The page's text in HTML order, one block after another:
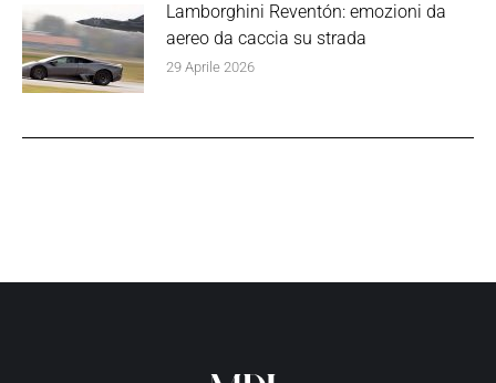
Lamborghini Reventón: emozioni da
aereo da caccia su strada
29 Aprile 2026